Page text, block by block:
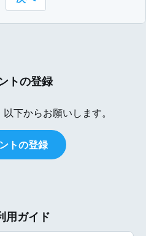
トの登録
下からお願いします。
トの登録
用ガイド